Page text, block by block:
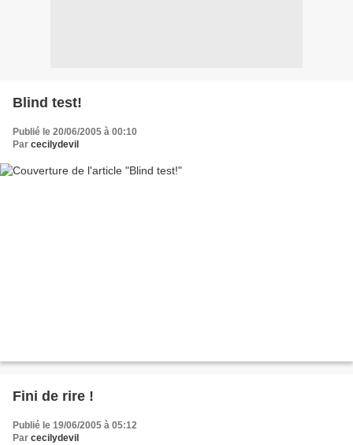
Blind test!
Publié le 20/06/2005 à 00:10
Par cecilydevil
Fini de rire !
Publié le 19/06/2005 à 05:12
Par cecilydevil